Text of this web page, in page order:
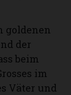
goldenen
der
beim
im
Väter und